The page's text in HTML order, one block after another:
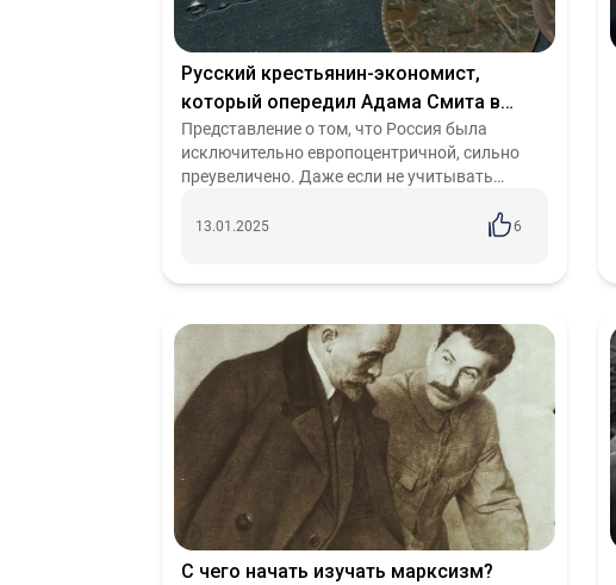
Русский крестьянин-экономист,
который опередил Адама Смита в
ключевых вопросах - Иван Посошков
Представление о том, что Россия была
исключительно европоцентричной, сильно
преувеличено. Даже если не учитывать
действительно занимали лидирующие
13.01.2025 6
С чего начать изучать марксизм?